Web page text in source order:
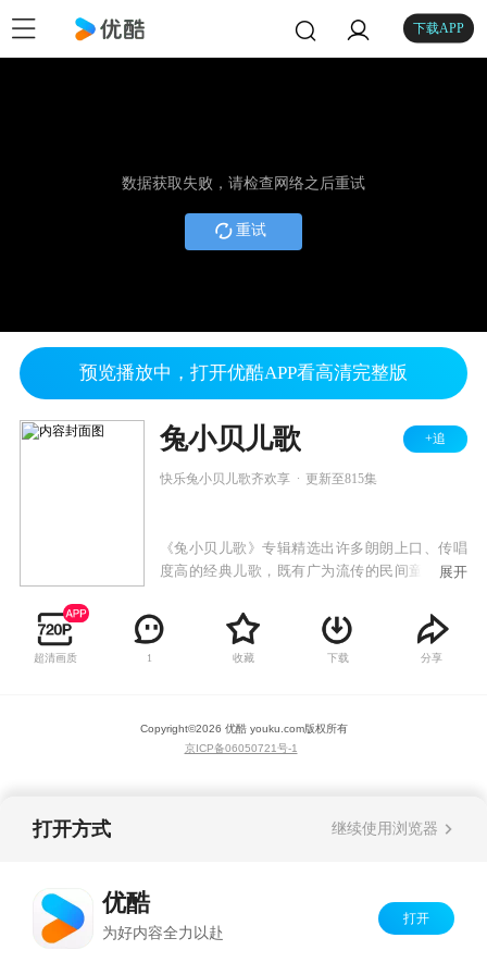
下载APP
数据获取失败，请检查网络之后重试
重试
预览播放中，打开优酷APP看高清完整版
兔小贝儿歌 +追
快乐兔小贝儿歌齐欢享 更新至815集
《兔小贝儿歌》专辑精选出许多朗朗上口、传唱
度高的经典儿歌，既有广为流传的民间童谣，也
可爱的卡通形象，通过小歌手们童稚的嗓音为大
家带来全新的儿歌世界。《兔小贝儿歌》专辑符
合当代审美、时代潮流的高品质儿歌动画，韵律
欢乐的音乐氛围，还能从歌曲中学习语言，培养
美感，启发益智，增长见识。
展开
超清画质 1 收藏 下载 分享
Copyright©2026 优酷 youku.com版权所有
京ICP备06050721号-1
打开方式 继续使用浏览器
优酷
为好内容全力以赴
打开